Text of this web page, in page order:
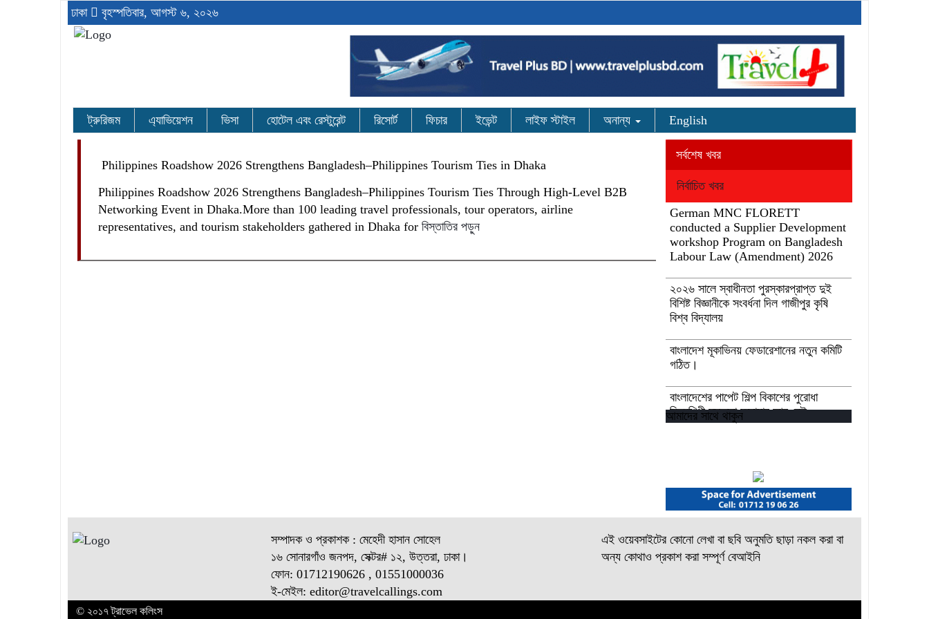
ঢাকা বৃহস্পতিবার, আগস্ট ৬, ২০২৬
ট্রুরিজম এ্যাভিয়েশন ভিসা হোটেল এবং রেস্টুরেন্ট রিসোর্ট ফিচার ইভেন্ট লাইফ স্টাইল অনান্য English
Philippines Roadshow 2026 Strengthens Bangladesh–Philippines Tourism Ties in Dhaka
Philippines Roadshow 2026 Strengthens Bangladesh–Philippines Tourism Ties Through High-Level B2B
Networking Event in Dhaka.More than 100 leading travel professionals, tour operators, airline
representatives, and tourism stakeholders gathered in Dhaka for বিস্তাতির পড়ুন
সর্বশেষ খবর
নির্বাচিত খবর
German MNC FLORETT
conducted a Supplier Development
workshop Program on Bangladesh
Labour Law (Amendment) 2026
২০২৬ সালে স্বাধীনতা পুরস্কারপ্রাপ্ত দুই
বিশিষ্ট বিজ্ঞানীকে সংবর্ধনা দিল গাজীপুর কৃষি
বিশ্ব বিদ্যালয়
বাংলাদেশ মূকাভিনয় ফেডারেশানের নতুন কমিটি
গঠিত।
বাংলাদেশের পাপেট শিল্প বিকাশের পুরোধা
চিত্রশিল্পী মুস্তফা মনোয়ার আর নেই
ওশান’ প্ল্যাটফর্ম’-এর সুচনা
“বাংলাদেশ ইনস্টিটিউট অব ট্যুরিজম অ্যান্ড
হসপিটালিটি” তে ৬ মাস মেয়াদী চারটি
সার্টিফিকেট কোর্সে ভর্তি শুরু হয়েছে।
আমাদের সাথে থাকুন
সম্পাদক ও প্রকাশক : মেহেদী হাসান সোহেল
১৬ সোনারগাঁও জনপদ, সেক্টর# ১২, উত্তরা, ঢাকা।
ফোন: 01712190626 , 01551000036
ই-মেইল: editor@travelcallings.com
এই ওয়েবসাইটের কোনো লেখা বা ছবি অনুমতি ছাড়া নকল করা বা
অন্য কোথাও প্রকাশ করা সম্পূর্ণ বেআইনি
© ২০১৭ ট্রাভেল কলিংস